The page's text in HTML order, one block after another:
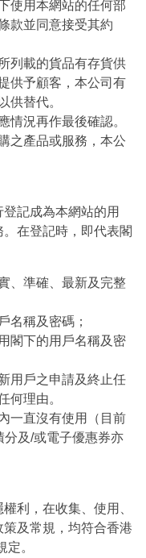
使用本網站的任何部
款並同意接受其約
列載的貨品有存貨供
供予顧客，本公司有
供替代。
情況再作最後確認。
之產品或服務，本公
記成為本網站的用
在登記時，即代表閣
、準確、最新及完整
名稱及密碼；
閣下的用戶名稱及密
用戶之申請及終止任
何理由。
一直沒有使用（目前
及/或電子優惠券亦
利，在收集、使用、
及常規，均符合香港
。